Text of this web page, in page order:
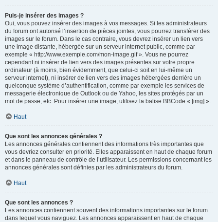
Puis-je insérer des images ?
Oui, vous pouvez insérer des images à vos messages. Si les administrateurs
du forum ont autorisé l’insertion de pièces jointes, vous pourrez transférer des
images sur le forum. Dans le cas contraire, vous devrez insérer un lien vers
une image distante, hébergée sur un serveur internet public, comme par
exemple « http://www.exemple.com/mon-image.gif ». Vous ne pourrez
cependant ni insérer de lien vers des images présentes sur votre propre
ordinateur (à moins, bien évidemment, que celui-ci soit en lui-même un
serveur internet), ni insérer de lien vers des images hébergées derrière un
quelconque système d’authentification, comme par exemple les services de
messagerie électronique de Outlook ou de Yahoo, les sites protégés par un
mot de passe, etc. Pour insérer une image, utilisez la balise BBCode « [img] ».
Haut
Que sont les annonces générales ?
Les annonces générales contiennent des informations très importantes que
vous devriez consulter en priorité. Elles apparaissent en haut de chaque forum
et dans le panneau de contrôle de l’utilisateur. Les permissions concernant les
annonces générales sont définies par les administrateurs du forum.
Haut
Que sont les annonces ?
Les annonces contiennent souvent des informations importantes sur le forum
dans lequel vous naviguez. Les annonces apparaissent en haut de chaque